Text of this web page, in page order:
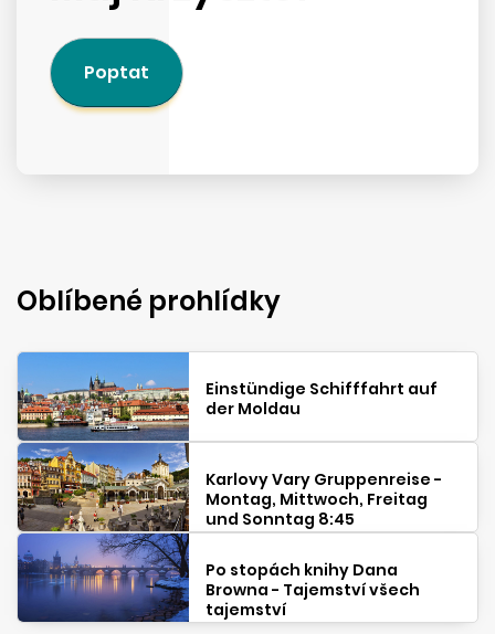
Poptat
Oblíbené prohlídky
Einstündige Schifffahrt auf
der Moldau
Karlovy Vary Gruppenreise -
Montag, Mittwoch, Freitag
und Sonntag 8:45
Po stopách knihy Dana
Browna - Tajemství všech
tajemství